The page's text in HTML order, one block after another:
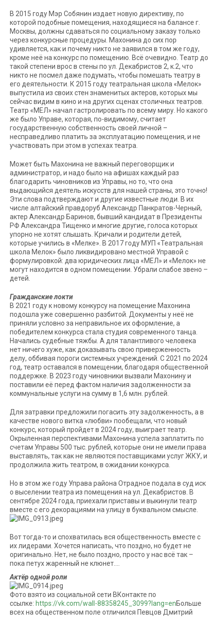
В 2015 году Мэр Собянин издает новую директиву, по
которой подобные помещения, находящиеся на балансе г.
Москвы, должны сдаваться по социальному заказу только
через конкурсные процедуры. Махонина до сих пор
удивляется, как и почему никто не заявился в том же году,
кроме неё на конкурс по помещению. Всё очевидно. Театр до
такой степени врос в стены по ул. Декабристов 2, к.2, что
никто не посмел даже подумать, чтобы помешать театру в
его деятельности. К 2015 году театральная школа «Мелок»
выпустила из своих стен знаменитых актеров, которых мы
сейчас видим в кино и на других сценах столичных театров.
Театр «МЕЛ» начал гастролировать по всему миру. Но какого
же было Управе, которая, по-видимому, считает
государственную собственность своей личной –
несправедливо платить за эксплуатацию помещения, и не
участвовать при этом в успехах театра.
Может быть Махонина не важный переговорщик и
администратор, и надо было на афишах каждый раз
благодарить чиновников из Управы, но то, что она
выдающийся деятель искусств для нашей страны, это точно!
Эти слова подтверждают и другие известные люди. В их
числе алтайский правдоруб Александр Панкратов-Черный,
актер Александр Баринов, бывший кандидат в Президенты
РФ Александра Тищенко и многие другие, голоса которых
упорно не хотят слышать. Кричали и родители детей,
которые учились в «Мелке». В 2017 году МУП «Театральная
школа Мелок» было ликвидировано местной Управой с
формулировкой: два юридических лица «МЕЛ» и «Мелок» не
могут находится в одном помещении. Убрали слабое звено –
детей.
Гражданские локти
В 2021 году к новому конкурсу на помещение Махонина
подошла уже совершенно разбитой. Документы у неё не
приняли условно за неправильное их оформление, а
победителем конкурса стала студия современного танца.
Начались судебные тяжбы. А для талантливого человека
нет ничего хуже, как доказывать свою приверженность
делу, оббивая пороги системных учреждений. С 2021 по 2024
год, театр оставался в помещении, благодаря общественной
поддержке. В 2023 году чиновники вызвали Махонину и
поставили её перед фактом наличия задолженности за
коммунальные услуги на сумму в 1,6 млн. рублей.
Для затравки предложили погасить эту задолженность, а в
качестве нового витка «любви» пообещали, что новый
конкурс, который пройдет в 2024 году, выиграет театр.
Окрыленная перспективами Махонина успела заплатить по
счетам Управы 500 тыс. рублей, которые они не имели права
выставлять, так как не являются поставщиками услуг ЖКУ, и
продолжила жить театром, в ожидании конкурса.
Но в этом же году Управа района Отрадное подала в суд иск
о выселении театра из помещения на ул. Декабристов. В
сентябре 2024 года, приехали приставы и выкинули театр
вместе с его декорациями на улицу в буквальном смысле.
Вот тогда-то и спохватилась вся общественность вместе с
их лидерами. Хочется написать, что поздно, но будет не
оригинально. Нет, не было поздно, просто у нас всё так –
пока петух жаренный не клюнет….
Актёр одной роли
Фото взято из социальной сети ВКонтакте по
ссылке: https://vk.com/wall-88358245_3099?lang=enБольше
всех на общественном поле отличился Певцов Дмитрий